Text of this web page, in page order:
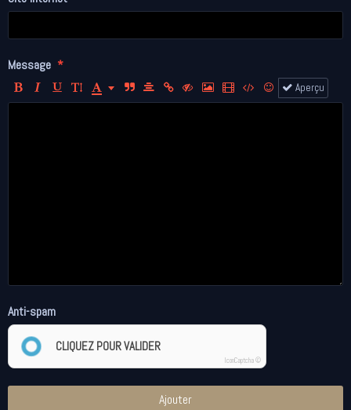
Message
Aperçu
Anti-spam
CLIQUEZ POUR VALIDER
IconCaptcha ©
Ajouter